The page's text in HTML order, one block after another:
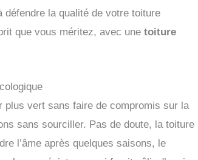
défendre la qualité de votre toiture
que vous méritez, avec unetoiture
plus vert sans faire de compromis sur la
sans sourciller. Pas de doute, la toiture
l’âme après quelques saisons, le